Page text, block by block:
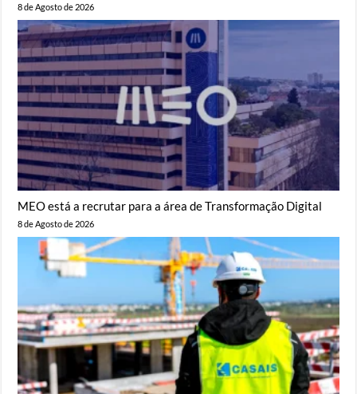
8 de Agosto de 2026
MEO está a recrutar para a área de Transformação Digital
8 de Agosto de 2026